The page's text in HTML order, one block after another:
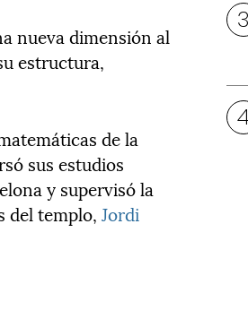
nueva dimensión al
estructura,
de la
sus estudios
y supervisó la
del templo,Jordi